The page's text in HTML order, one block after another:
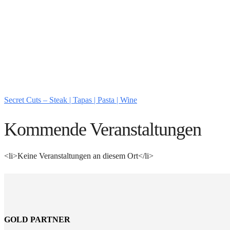
Secret Cuts – Steak | Tapas | Pasta | Wine
Kommende Veranstaltungen
<li>Keine Veranstaltungen an diesem Ort</li>
GOLD PARTNER